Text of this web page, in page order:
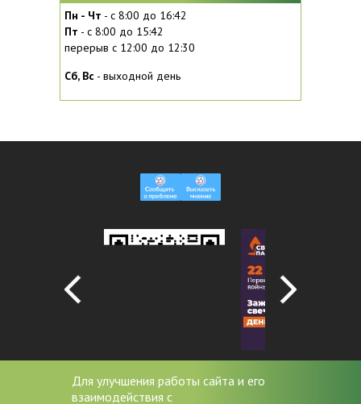
Пн - Чт - с 8:00 до 16:42
Пт - с 8:00 до 15:42
перерыв с 12:00 до 12:30
Сб, Вc - выходной день
Для улучшения работы сайта и его
взаимодействия с